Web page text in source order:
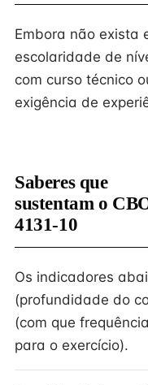
Embora não exista
escolaridade de
com curso técnico
exigência de
Saberes que
sustentam o
4131-10
Os indicadores
(profundidade do
(com que
para o exercício).